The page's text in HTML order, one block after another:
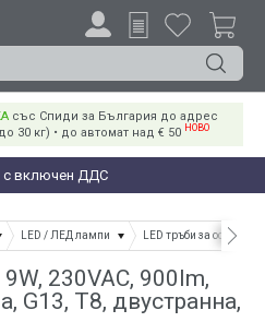
със Спиди за България до адрес
30 кг) • до автомат над € 50 НОВО
с включен ДДС
LED / ЛЕД лампи LED тръби за
230VAC, 900lm,
G13, T8, двустранна,